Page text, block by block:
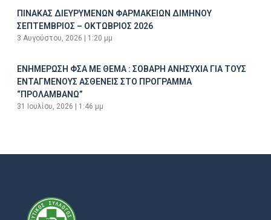
ΠΙΝΑΚΑΣ ΔΙΕΥΡΥΜΕΝΩΝ ΦΑΡΜΑΚΕΙΩΝ ΔΙΜΗΝΟΥ
ΣΕΠΤΕΜΒΡΙΟΣ – ΟΚΤΩΒΡΙΟΣ 2026
3 Αυγούστου, 2026 1:20 μμ
ΕΝΗΜΕΡΩΣΗ ΦΣΑ ΜΕ ΘΕΜΑ : ΣΟΒΑΡΗ ΑΝΗΣΥΧΙΑ ΓΙΑ ΤΟΥΣ
ΕΝΤΑΓΜΕΝΟΥΣ ΑΣΘΕΝΕΙΣ ΣΤΟ ΠΡΟΓΡΑΜΜΑ
“ΠΡΟΛΑΜΒΑΝΩ”
31 Ιουλίου, 2026 1:46 μμ